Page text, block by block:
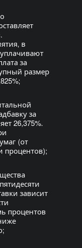
в
за
размер
за
26,375%.
(от
процентов);
зависит
процентов